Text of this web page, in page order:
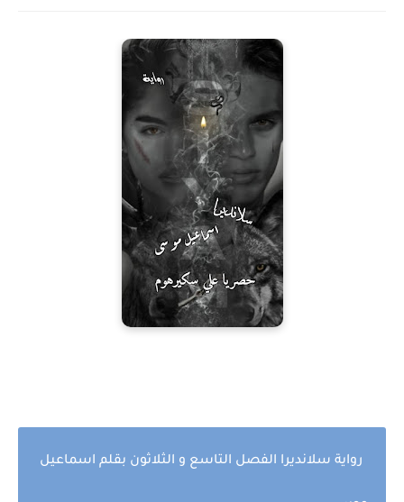
رواية سلانديرا الفصل التاسع و الثلاثون بقلم اسماعيل